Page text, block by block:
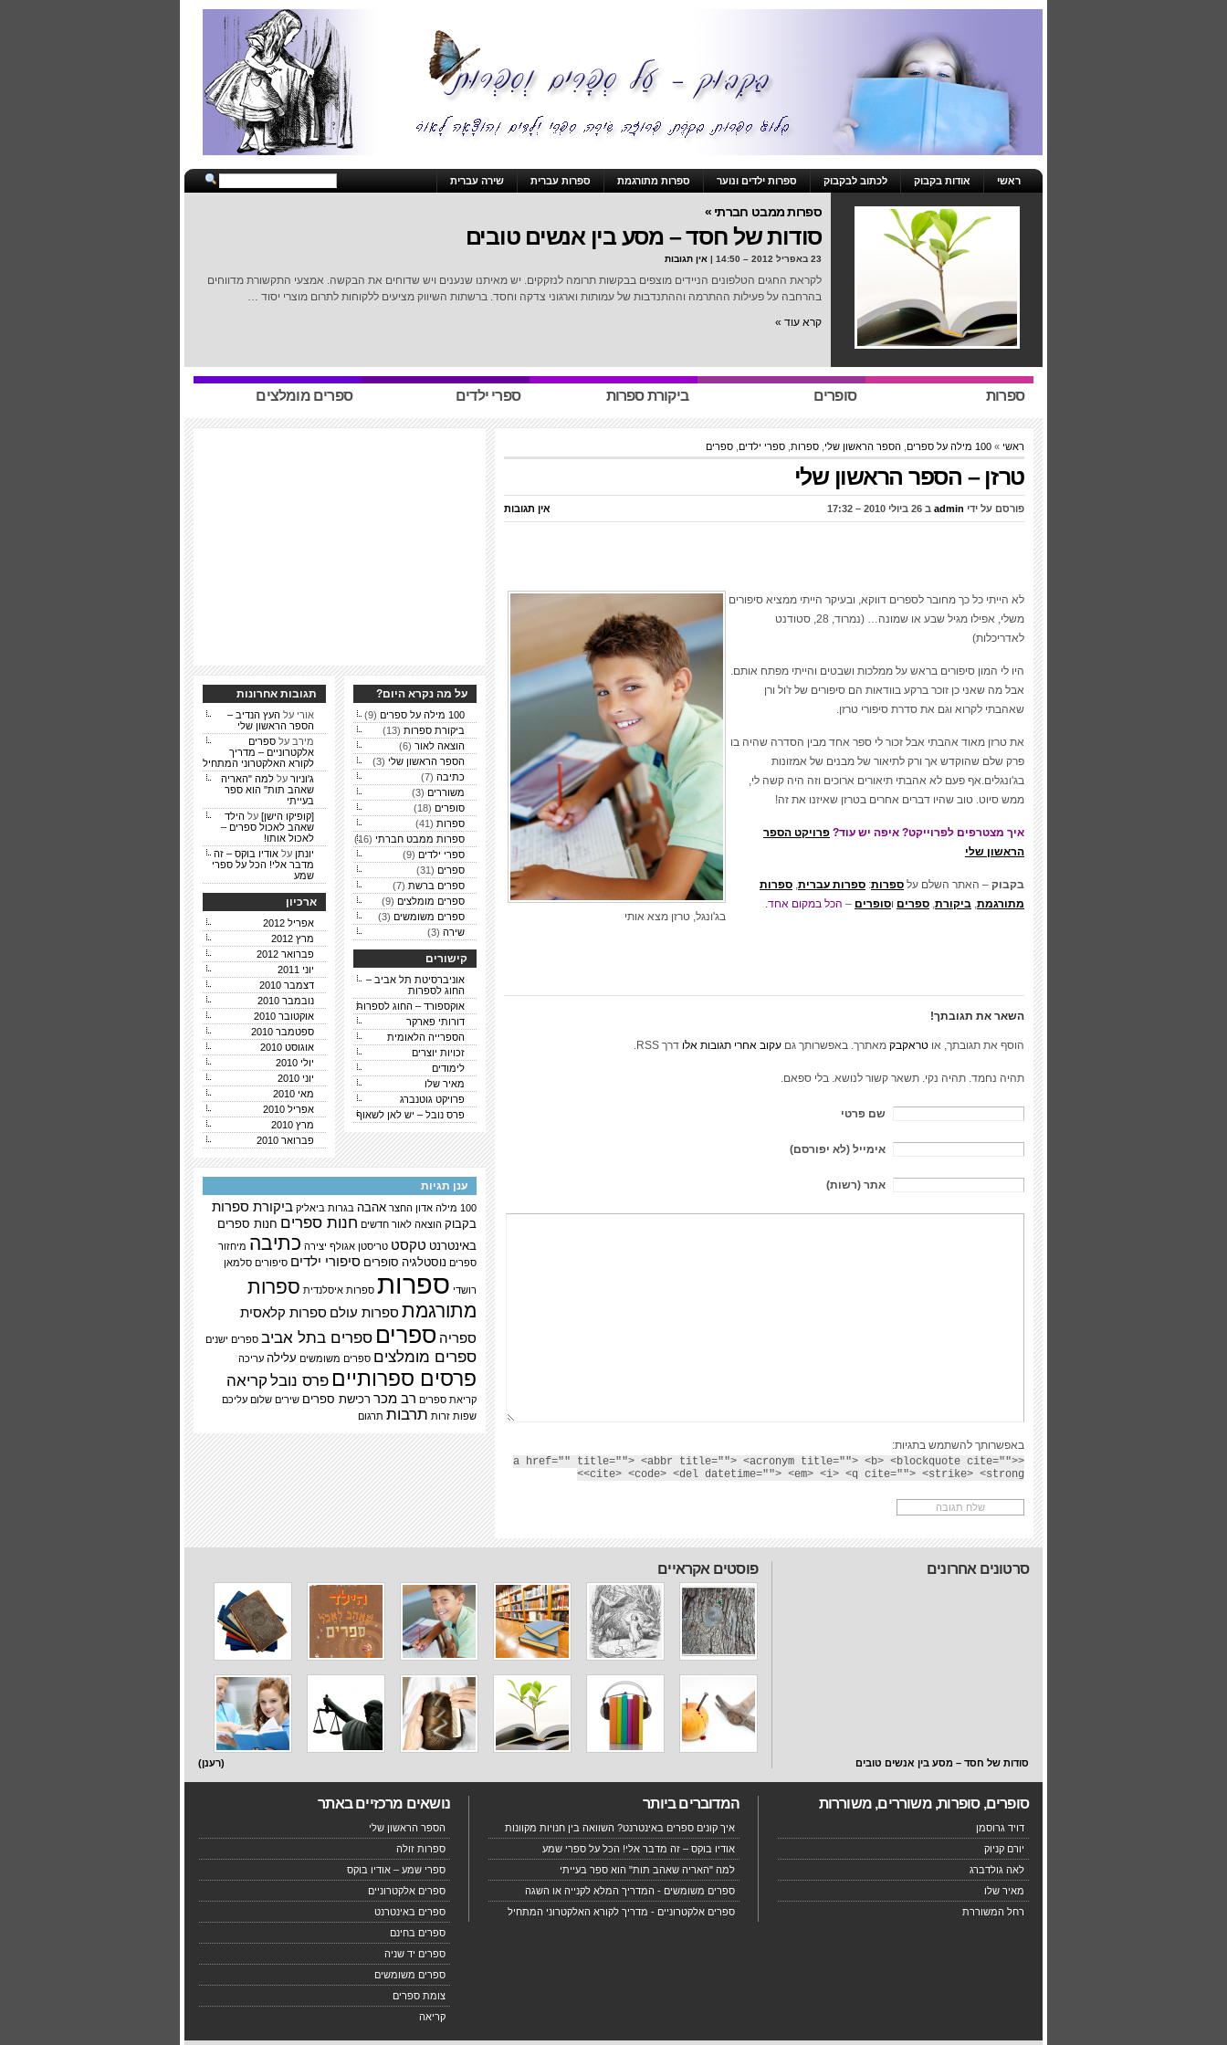
ראשי אודות בקבוק לכתוב לבקבוק ספרות ילדים ונוער ספרות מתורגמת ספרות עברית שירה עברית
ספרות ממבט חברתי »
סודות של חסד – מסע בין אנשים טובים
23 באפריל 2012 – 14:50 | אין תגובות
לקראת החגים הטלפונים הניידים מוצפים בבקשות תרומה לנזקקים. יש מאיתנו שנענים ויש שדוחים את הבקשה. אמצעי התקשורת מדווחים
בהרחבה על פעילות ההתרמה וההתנדבות של עמותות וארגוני צדקה וחסד. ברשתות השיווק מציעים ללקוחות לתרום מוצרי יסוד …
קרא עוד »
ספרות סופרים ביקורת ספרות ספרי ילדים ספרים מומלצים
ראשי » 100 מילה על ספרים הספר הראשון שלי ספרות ספרי ילדים ספרים
טרזן – הספר הראשון שלי
פורסם על ידי admin ב 26 ביולי 2010 – 17:32 אין תגובות
בג'ונגל, טרזן מצא אותי
לא הייתי כל כך מחובר לספרים דווקא, ובעיקר הייתי ממציא סיפורים
משלי, אפילו מגיל שבע או שמונה… (נמרוד, 28, סטודנט
לאדריכלות)
היו לי המון סיפורים בראש על ממלכות ושבטים והייתי מפתח אותם.
אבל מה שאני כן זוכר ברקע בוודאות הם סיפורים של ז'ול ורן
שאהבתי לקרוא וגם את סדרת סיפורי טרזן.
את טרזן מאוד אהבתי אבל זכור לי ספר אחד מבין הסדרה שהיה בו
פרק שלם שהוקדש אך ורק לתיאור של מבנים של אמזונות
בג'ונגלים.אף פעם לא אהבתי תיאורים ארוכים וזה היה קשה לי,
ממש סיוט. טוב שהיו דברים אחרים בטרזן שאיזנו את זה!
איך מצטרפים לפרוייקט? איפה יש עוד? פרויקט הספר
הראשון שלי
בקבוק – האתר השלם על ספרות: ספרות עברית, ספרות
מתורגמת, ביקורת, ספרים וסופרים – הכל במקום אחד.
השאר את תגובתך!
הוסף את תגובתך, או טראקבק מאתרך. באפשרותך גם עקוב אחרי תגובות אלו דרך RSS.
תהיה נחמד. תהיה נקי. תשאר קשור לנושא. בלי ספאם.
שם פרטי
אימייל (לא יפורסם)
אתר (רשות)
באפשרותך להשתמש בתגיות:
<a href="" title=""> <abbr title=""> <acronym title=""> <b> <blockquote cite="">
<cite> <code> <del datetime=""> <em> <i> <q cite=""> <strike> <strong>
על מה נקרא היום?
100 מילה על ספרים
(9)
ביקורת ספרות (13)
הוצאה לאור (6)
הספר הראשון שלי (3)
כתיבה (7)
משוררים (3)
סופרים (18)
ספרות (41)
ספרות ממבט חברתי (16)
ספרי ילדים (9)
ספרים (31)
ספרים ברשת (7)
ספרים מומלצים (9)
ספרים משומשים (3)
שירה (3)
קישורים
אוניברסיטת תל אביב –
החוג לספרות
אוקספורד – החוג לספרות
דורותי פארקר
הספרייה הלאומית
זכויות יוצרים
לימודים
מאיר שלו
פרויקט גוטנברג
פרס נובל – יש לאן לשאוף
תגובות אחרונות
אורי על העץ הנדיב –
הספר הראשון שלי
מירב על ספרים
אלקטרוניים – מדריך
לקורא האלקטרוני המתחיל
ג'וניור על למה "האריה
שאהב תות" הוא ספר
בעייתי
[קופיקו הישן] על הילד
שאהב לאכול ספרים –
לאכול אותו!
יונתן על אודיו בוקס – זה
מדבר אלי! הכל על ספרי
שמע
ארכיון
אפריל 2012
מרץ 2012
פברואר 2012
יוני 2011
דצמבר 2010
נובמבר 2010
אוקטובר 2010
ספטמבר 2010
אוגוסט 2010
יולי 2010
יוני 2010
מאי 2010
אפריל 2010
מרץ 2010
פברואר 2010
ענן תגיות
100 מילה אדון החצר אהבה בגרות ביאליק ביקורת ספרות
בקבוק הוצאה לאור חדשים חנות ספרים חנות ספרים
באינטרנט טקסט טריסטן אגולף יצירה כתיבה מיחזור
ספרים נוסטלגיה סופרים סיפורי ילדים סיפורים סלמאן
רושדי ספרות ספרות איסלנדית ספרות
מתורגמת ספרות עולם ספרות קלאסית
ספריה ספרים ספרים בתל אביב ספרים ישנים
ספרים מומלצים ספרים משומשים עלילה עריכה
פרסים ספרותיים פרס נובל קריאה
קריאת ספרים רב מכר רכישת ספרים שירים שלום עליכם
שפות זרות תרבות תרגום
פוסטים אקראיים
(רענן)
סרטונים אחרונים
סודות של חסד – מסע בין אנשים טובים
סופרים, סופרות, משוררים, משוררות
דויד גרוסמן
יורם קניוק
לאה גולדברג
מאיר שלו
רחל המשוררת
המדוברים ביותר
איך קונים ספרים באינטרנט? השוואה בין חנויות מקוונות
אודיו בוקס – זה מדבר אלי! הכל על ספרי שמע
למה "האריה שאהב תות" הוא ספר בעייתי
ספרים משומשים - המדריך המלא לקנייה או השגה
ספרים אלקטרוניים - מדריך לקורא האלקטרוני המתחיל
נושאים מרכזיים באתר
הספר הראשון שלי
ספרות זולה
ספרי שמע – אודיו בוקס
ספרים אלקטרוניים
ספרים באינטרנט
ספרים בחינם
ספרים יד שניה
ספרים משומשים
צומת ספרים
קריאה